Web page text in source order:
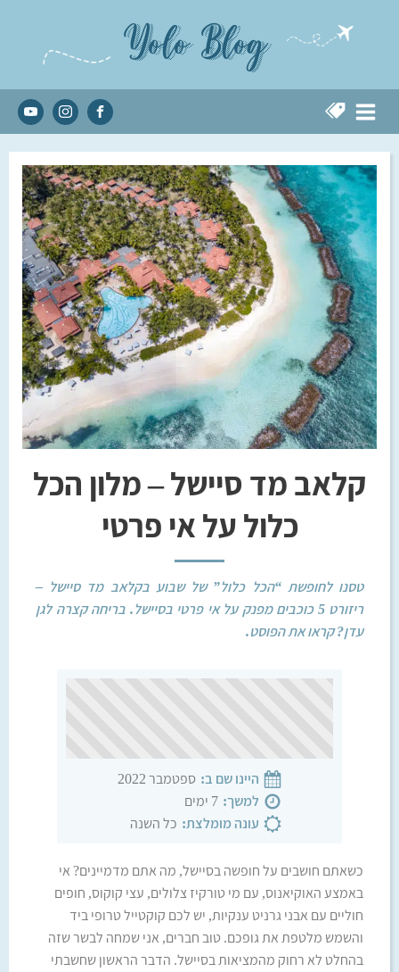
Yolo Blog
טיסה לסיישל
קלאב מד
קלאב מד סיישל
השירות בקלאב מד
אז מה אוכלים פה? המסעדות בקלאב
מה עושים בקלאב מד סיישל?
אפליקציה
הבריכות
פעילויות
מיני קלאב
אז מה לא כלול במחיר?
קלאב מד סיישל – מלון הכל
כלול על אי פרטי
טסנו לחופשת “הכל כלול” של שבוע בקלאב מד סיישל –
ריזורט 5 כוכבים מפנק על אי פרטי בסיישל. בריחה קצרה לגן
עדן? קראו את הפוסט.
היינו שם ב: ספטמבר 2022
למשך: 7 ימים
עונה מומלצת: כל השנה
כשאתם חושבים על חופשה בסיישל, מה אתם מדמיינים? אי
באמצע האוקיאנוס, עם מי טורקיז צלולים, עצי קוקוס, חופים
חוליים עם אבני גרניט ענקיות, יש לכם קוקטייל טרופי ביד
והשמש מלטפת את גופכם. טוב חברים, אני שמחה לבשר שזה
בהחלט לא רחוק מהמציאות בסיישל. הדבר הראשון שחשבתי